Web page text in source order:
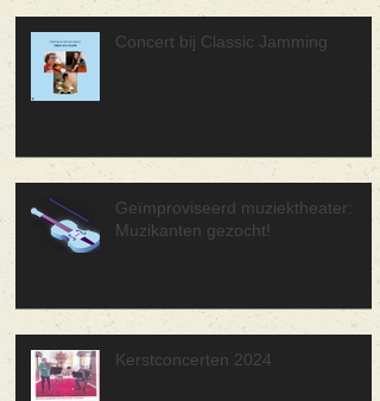
Concert bij Classic Jamming
Geïmproviseerd muziektheater:
Muzikanten gezocht!
Kerstconcerten 2024